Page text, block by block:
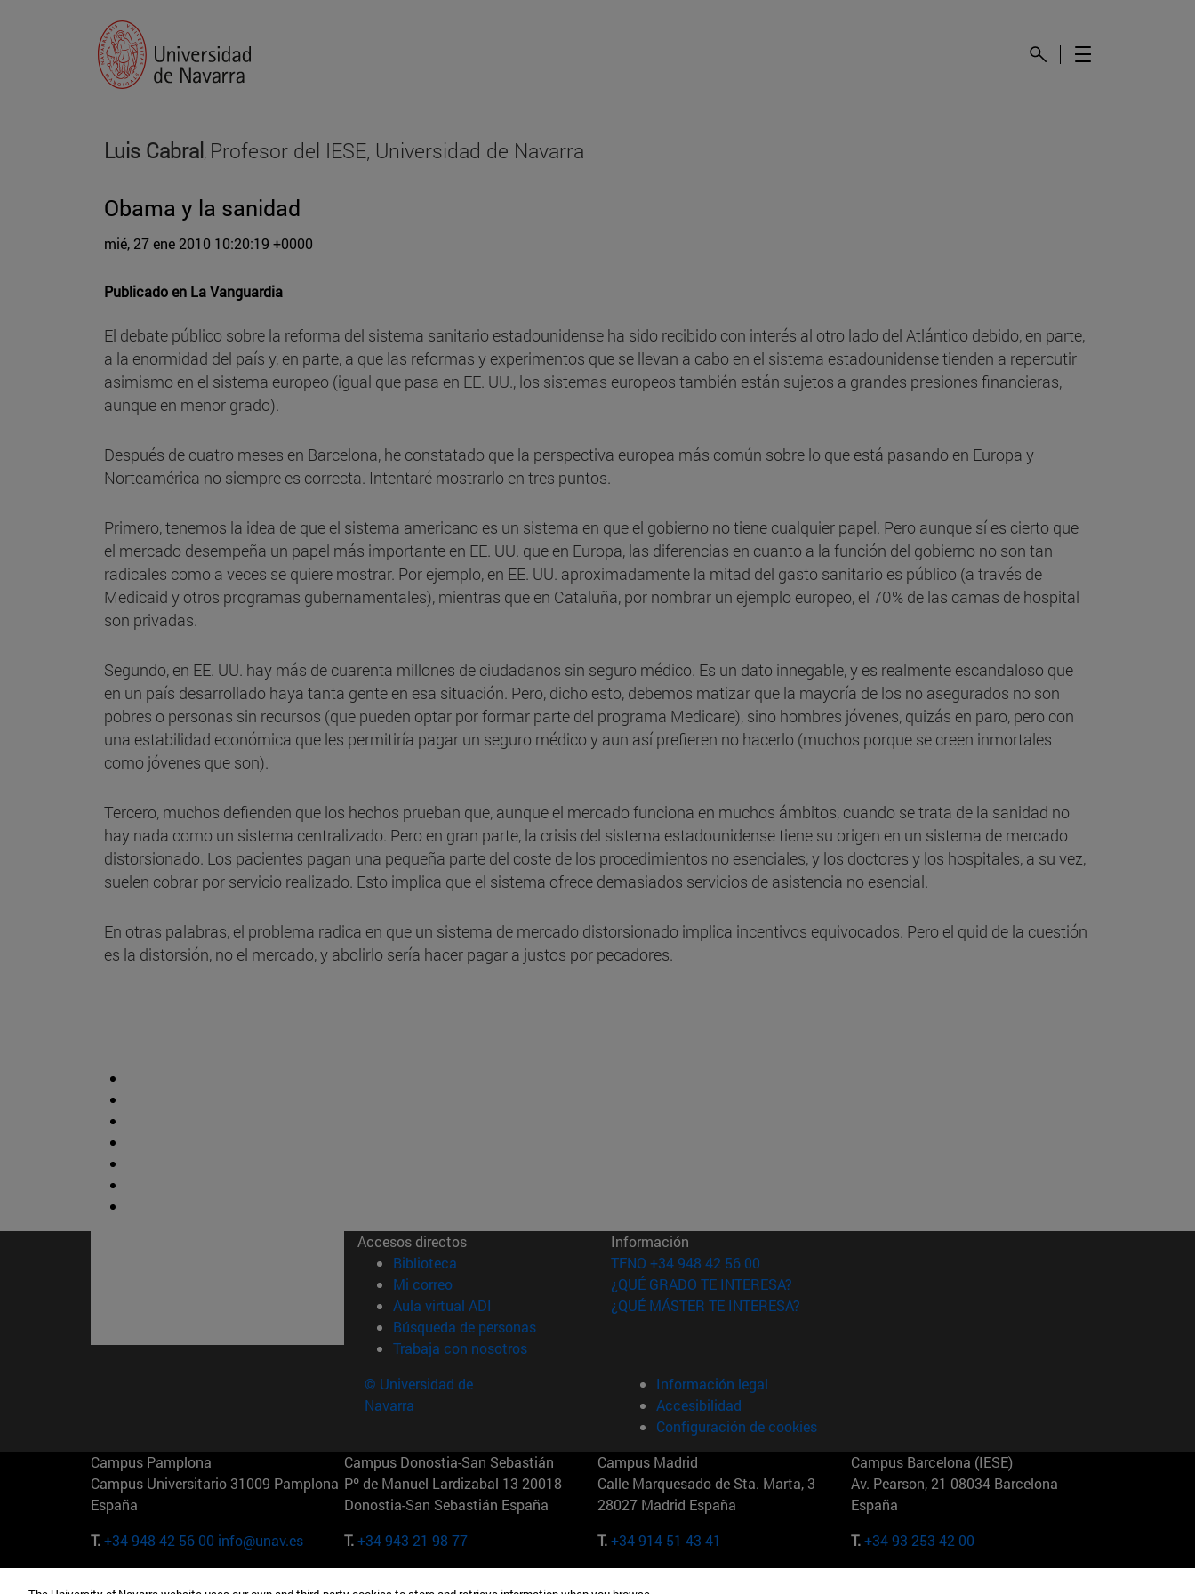
Luis Cabral, Profesor del IESE, Universidad de Navarra
Obama y la sanidad
mié, 27 ene 2010 10:20:19 +0000
Publicado en La Vanguardia
El debate público sobre la reforma del sistema sanitario estadounidense ha sido recibido con interés al otro lado del Atlántico debido, en parte,
a la enormidad del país y, en parte, a que las reformas y experimentos que se llevan a cabo en el sistema estadounidense tienden a repercutir
asimismo en el sistema europeo (igual que pasa en EE. UU., los sistemas europeos también están sujetos a grandes presiones financieras,
aunque en menor grado).
Después de cuatro meses en Barcelona, he constatado que la perspectiva europea más común sobre lo que está pasando en Europa y
Norteamérica no siempre es correcta. Intentaré mostrarlo en tres puntos.
Primero, tenemos la idea de que el sistema americano es un sistema en que el gobierno no tiene cualquier papel. Pero aunque sí es cierto que
el mercado desempeña un papel más importante en EE. UU. que en Europa, las diferencias en cuanto a la función del gobierno no son tan
radicales como a veces se quiere mostrar. Por ejemplo, en EE. UU. aproximadamente la mitad del gasto sanitario es público (a través de
Medicaid y otros programas gubernamentales), mientras que en Cataluña, por nombrar un ejemplo europeo, el 70% de las camas de hospital
son privadas.
Segundo, en EE. UU. hay más de cuarenta millones de ciudadanos sin seguro médico. Es un dato innegable, y es realmente escandaloso que
en un país desarrollado haya tanta gente en esa situación. Pero, dicho esto, debemos matizar que la mayoría de los no asegurados no son
pobres o personas sin recursos (que pueden optar por formar parte del programa Medicare), sino hombres jóvenes, quizás en paro, pero con
una estabilidad económica que les permitiría pagar un seguro médico y aun así prefieren no hacerlo (muchos porque se creen inmortales
como jóvenes que son).
Tercero, muchos defienden que los hechos prueban que, aunque el mercado funciona en muchos ámbitos, cuando se trata de la sanidad no
hay nada como un sistema centralizado. Pero en gran parte, la crisis del sistema estadounidense tiene su origen en un sistema de mercado
distorsionado. Los pacientes pagan una pequeña parte del coste de los procedimientos no esenciales, y los doctores y los hospitales, a su vez,
suelen cobrar por servicio realizado. Esto implica que el sistema ofrece demasiados servicios de asistencia no esencial.
En otras palabras, el problema radica en que un sistema de mercado distorsionado implica incentivos equivocados. Pero el quid de la cuestión
es la distorsión, no el mercado, y abolirlo sería hacer pagar a justos por pecadores.
Accesos directos
Biblioteca (abre en nueva ventana)
Mi correo(abre en nueva ventana)
Aula virtual ADI (abre en nueva ventana)
Búsqueda de personas(abre en nueva ventana)
Trabaja con nosotros(abre en nueva ventana)
Información
TFNO +34 948 42 56 00
¿QUÉ GRADO TE INTERESA?
¿QUÉ MÁSTER TE INTERESA?
© Universidad de
Navarra
Información legal
Accesibilidad
Configuración de cookies
Campus Pamplona
Campus Universitario 31009 Pamplona
España
T.+34 948 42 56 00 info@unav.es
Campus Donostia-San Sebastián
Pº de Manuel Lardizabal 13 20018
Donostia-San Sebastián España
T.+34 943 21 98 77
Campus Madrid
Calle Marquesado de Sta. Marta, 3
28027 Madrid España
T.+34 914 51 43 41
Campus Barcelona (IESE)
Av. Pearson, 21 08034 Barcelona
España
T.+34 93 253 42 00